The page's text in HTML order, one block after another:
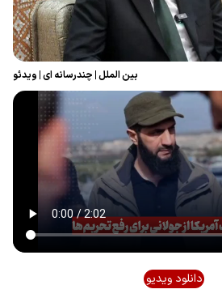
بین الملل| چندرسانه ای| ویدئو
دانلود ویدیو